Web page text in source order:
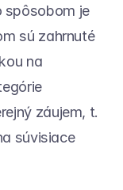
je
sú zahrnuté
na
záujem, t.
súvisiace